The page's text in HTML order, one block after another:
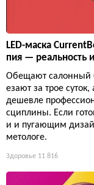
LED-маска
пия — реальность
Обещают салонный
езают за трое
дешевле
сциплины. Если
и и пугающим
метологе.
Здоровье 11 816